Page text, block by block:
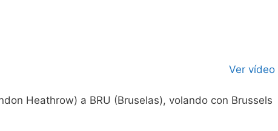
Ver vídeo
Heathrow) a BRU (Bruselas), volando con Brussels